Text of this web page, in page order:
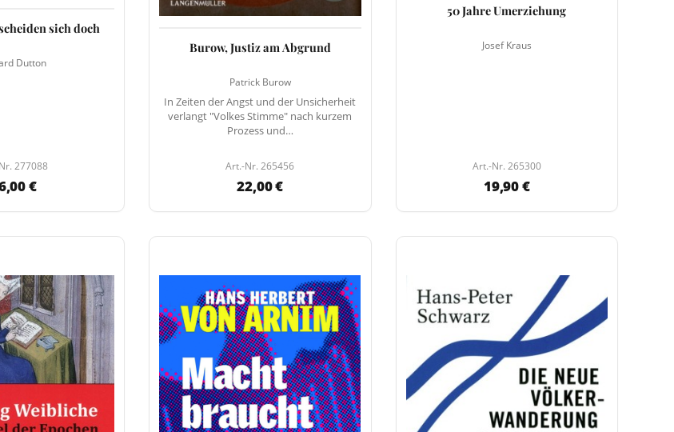
sich doch
Dutton
277088
€
Burow, Justiz am Abgrund
Patrick Burow
In Zeiten der Angst und der Unsicherheit
verlangt "Volkes Stimme" nach kurzem
Prozess und…
Art.-Nr. 265456
22,00 €
50 Jahre Umerziehung
Josef Kraus
Art.-Nr. 265300
19,90 €